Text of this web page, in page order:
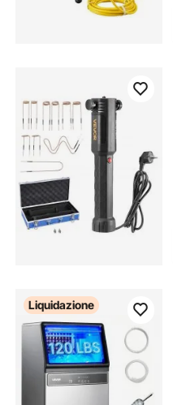
Liquidazione